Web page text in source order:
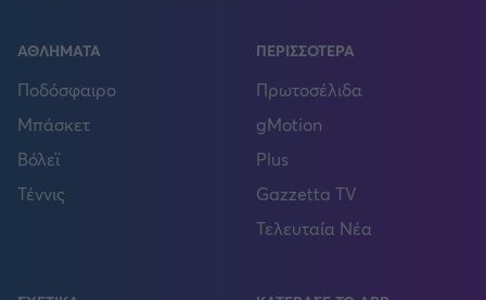
ΑΘΛΗΜΑΤΑ
Ποδόσφαιρο
Μπάσκετ
Βόλεϊ
Τέννις
ΠΕΡΙΣΣΟΤΕΡΑ
Πρωτοσέλιδα
gMotion
Plus
Gazzetta TV
Τελευταία Νέα